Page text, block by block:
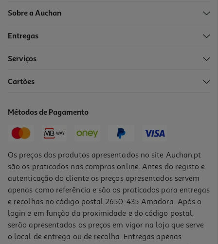
Sobre a Auchan
Entregas
Serviços
Cartões
Métodos de Pagamento
Os preços dos produtos apresentados no site Auchan.pt
são os praticados nas compras online. Antes do registo e
autenticação do cliente os preços apresentados servem
apenas como referência e são os praticados para entregas
e recolhas no código postal 2650-435 Amadora. Após o
login e em função da proximidade e do código postal,
serão apresentados os preços em vigor na loja que serve
o local de entrega ou de recolha. Entregas apenas